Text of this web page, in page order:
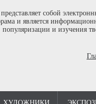
собой
и является
популяризации и изучения